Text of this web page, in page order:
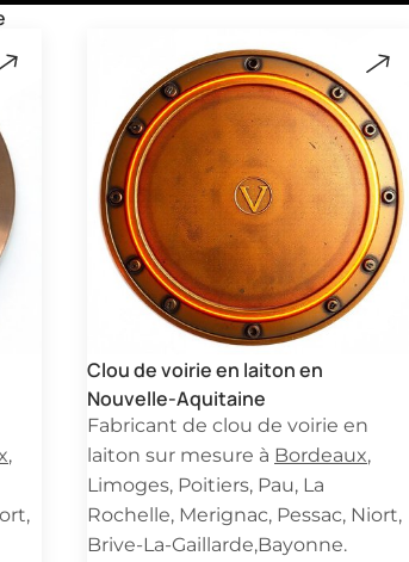
,
Clou de voirie en laiton en
Nouvelle-Aquitaine
Fabricant de clou de voirie en
laiton sur mesure àBordeaux,
Limoges, Poitiers, Pau, La
Rochelle, Merignac, Pessac, Niort,
Brive-La-Gaillarde,Bayonne.